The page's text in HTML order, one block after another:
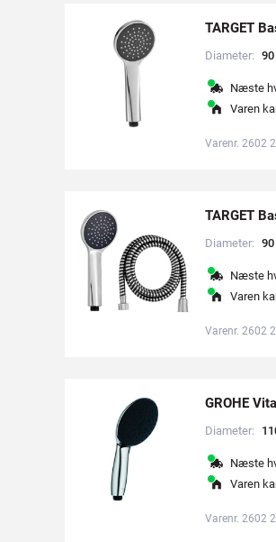
TARGET
Diameter: 90
Næste
Varen
Varenr. 2602
TARGET
Diameter: 90
Næste
Varen
Varenr. 2602
GROHE
Diameter:
1 1
Næste
Varen
Varenr. 2602